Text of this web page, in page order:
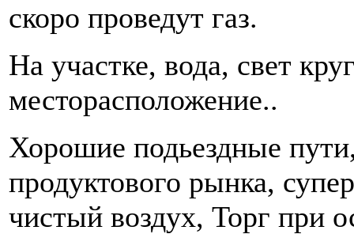
скоро проведут газ.
На участке, вода, свет
месторасположение..
Хорошие подьездные
продуктового рынка,
чистый воздух, Торг при